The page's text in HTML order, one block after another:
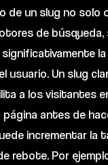
de un slug no solo
de búsqueda,
usuario. Un slug
a los visitantes
antes de
incrementar la
rebote. Por